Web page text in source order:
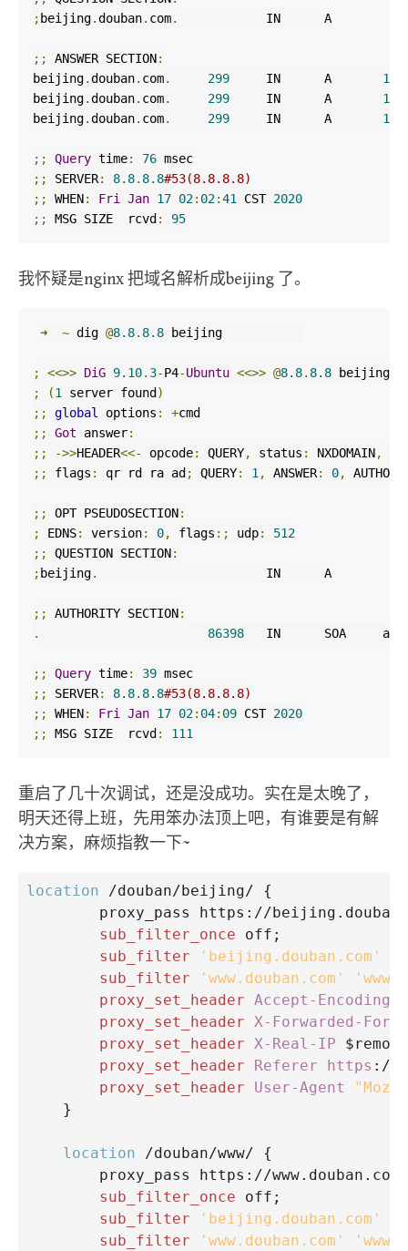
; beijing.douban. com.
            IN      A
;; ANSWER SECTION:
beijing.douban. com. 299
     IN      A
beijing.douban. com. 299
     IN      A
beijing.douban. com. 299
     IN      A
;; Query time: 76
;;
SERVER: 8.8. 8.8#53(8.8.8.8)
;;
WHEN: Fri Jan 17 02: 02:41 CST 2020
;;
MSG SIZE  rcvd : 95
我怀疑是nginx 把域名解析成beijing 了。
➜ ~ dig @8.8. 8.8 beijing
; <<>> DiG 9.10. 3-P4-Ubuntu <<>> @8.8. 8.8
;
(1 server found )
;;
global options : +
;;
Got answer:
;;
->>HEADER<<- opcode: QUERY, status : NXDOMAIN,
;;
flags : qr rd ra ad ; QUERY: 1 , ANSWER: 0,
;; OPT PSEUDOSECTION:
;
EDNS: version: 0, flags :; udp:
512
;;
QUESTION SECTION:
; beijing.
                       IN      A
;; AUTHORITY SECTION:
.
86398
   IN      SOA     a
;; Query time: 39
;;
SERVER: 8.8. 8.8#53(8.8.8.8)
;;
WHEN: Fri Jan 17 02: 04: 09 CST 2020
;;
MSG SIZE  rcvd : 111
重启了几十次调试，还是没成功。实在是太晚了，
明天还得上班，先用笨办法顶上吧，有谁要是有解
决方案，麻烦指教一下~
location /douban/beijing/ {
proxy_pass
https://
sub_filter_once off;
sub_filter
'beijing.douban.com'
sub_filter
'www.douban.com'
proxy_set_header Accept-Encoding
proxy_set_header X-Forwarded-For
proxy_set_header X-Real-IP
proxy_set_header
Referer https ://
proxy_set_header
User-Agent
    }
location /douban/www/ {
proxy_pass
https://
sub_filter_once off;
sub_filter
'beijing.douban.com'
sub_filter
'www.douban.com'